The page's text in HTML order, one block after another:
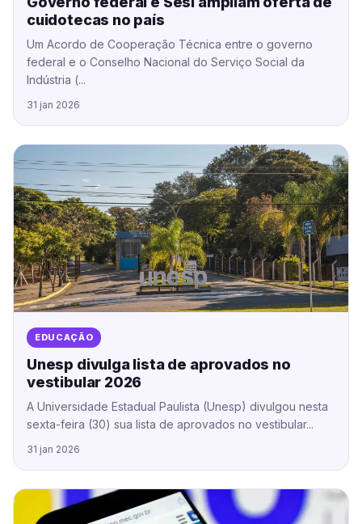
cuidotecas no país
Um Acordo de Cooperação Técnica entre o governo
federal e o Conselho Nacional do Serviço Social da
Indústria (...
31 jan 2026
EDUCAÇÃO
Unesp divulga lista de aprovados no
vestibular 2026
A Universidade Estadual Paulista (Unesp) divulgou nesta
sexta-feira (30) sua lista de aprovados no vestibular...
31 jan 2026